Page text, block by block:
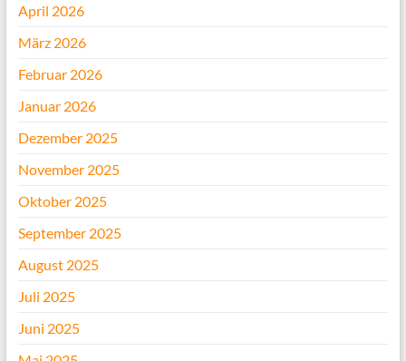
April 2026
März 2026
Februar 2026
Januar 2026
Dezember 2025
November 2025
Oktober 2025
September 2025
August 2025
Juli 2025
Juni 2025